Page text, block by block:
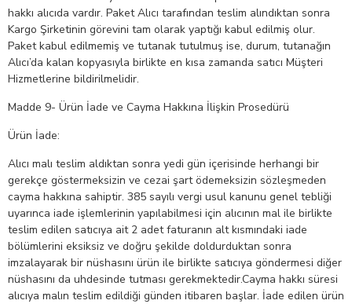
hakkı alıcıda vardır. Paket Alıcı tarafından teslim alındıktan sonra
Kargo Şirketinin görevini tam olarak yaptığı kabul edilmiş olur.
Paket kabul edilmemiş ve tutanak tutulmuş ise, durum, tutanağın
Alıcı’da kalan kopyasıyla birlikte en kısa zamanda satıcı Müşteri
Hizmetlerine bildirilmelidir.
Madde 9- Ürün İade ve Cayma Hakkına İlişkin Prosedürü
Ürün İade:
Alıcı malı teslim aldıktan sonra yedi gün içerisinde herhangi bir
gerekçe göstermeksizin ve cezai şart ödemeksizin sözleşmeden
cayma hakkına sahiptir. 385 sayılı vergi usul kanunu genel tebliği
uyarınca iade işlemlerinin yapılabilmesi için alıcının mal ile birlikte
teslim edilen satıcıya ait 2 adet faturanın alt kısmındaki iade
bölümlerini eksiksiz ve doğru şekilde doldurduktan sonra
imzalayarak bir nüshasını ürün ile birlikte satıcıya göndermesi diğer
nüshasını da uhdesinde tutması gerekmektedir.Cayma hakkı süresi
alıcıya malın teslim edildiği günden itibaren başlar. İade edilen ürün